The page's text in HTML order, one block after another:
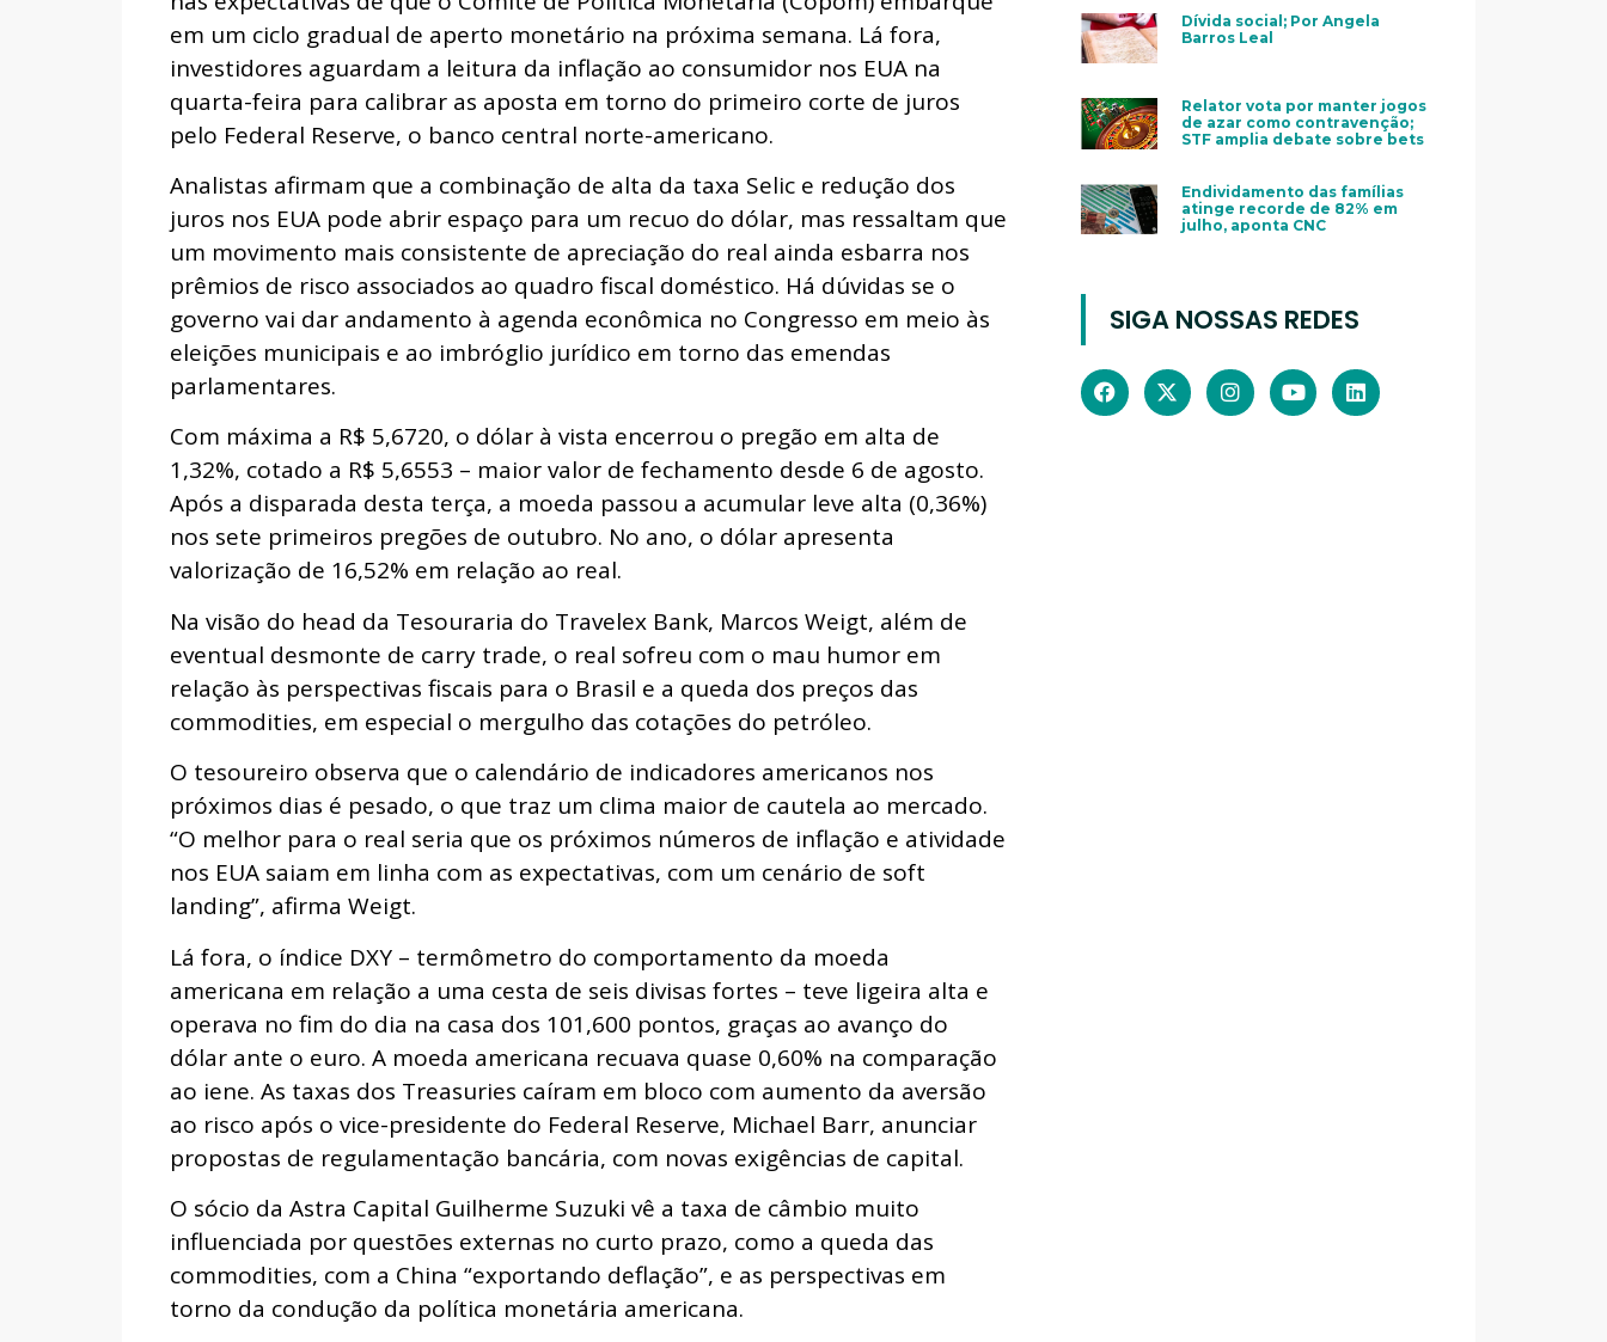
em um ciclo gradual de aperto monetário na próxima semana. Lá fora,
investidores aguardam a leitura da inflação ao consumidor nos EUA na
quarta-feira para calibrar as aposta em torno do primeiro corte de juros
pelo Federal Reserve, o banco central norte-americano.
Analistas afirmam que a combinação de alta da taxa Selic e redução dos
juros nos EUA pode abrir espaço para um recuo do dólar, mas ressaltam que
um movimento mais consistente de apreciação do real ainda esbarra nos
prêmios de risco associados ao quadro fiscal doméstico. Há dúvidas se o
governo vai dar andamento à agenda econômica no Congresso em meio às
eleições municipais e ao imbróglio jurídico em torno das emendas
parlamentares.
Com máxima a R$ 5,6720, o dólar à vista encerrou o pregão em alta de
1,32%, cotado a R$ 5,6553 – maior valor de fechamento desde 6 de agosto.
Após a disparada desta terça, a moeda passou a acumular leve alta (0,36%)
nos sete primeiros pregões de outubro. No ano, o dólar apresenta
valorização de 16,52% em relação ao real.
Na visão do head da Tesouraria do Travelex Bank, Marcos Weigt, além de
eventual desmonte de carry trade, o real sofreu com o mau humor em
relação às perspectivas fiscais para o Brasil e a queda dos preços das
commodities, em especial o mergulho das cotações do petróleo.
O tesoureiro observa que o calendário de indicadores americanos nos
próximos dias é pesado, o que traz um clima maior de cautela ao mercado.
“O melhor para o real seria que os próximos números de inflação e atividade
nos EUA saiam em linha com as expectativas, com um cenário de soft
landing”, afirma Weigt.
Lá fora, o índice DXY – termômetro do comportamento da moeda
americana em relação a uma cesta de seis divisas fortes – teve ligeira alta e
operava no fim do dia na casa dos 101,600 pontos, graças ao avanço do
dólar ante o euro. A moeda americana recuava quase 0,60% na comparação
ao iene. As taxas dos Treasuries caíram em bloco com aumento da aversão
ao risco após o vice-presidente do Federal Reserve, Michael Barr, anunciar
propostas de regulamentação bancária, com novas exigências de capital.
O sócio da Astra Capital Guilherme Suzuki vê a taxa de câmbio muito
influenciada por questões externas no curto prazo, como a queda das
commodities, com a China “exportando deflação”, e as perspectivas em
torno da condução da política monetária americana.
Dívida social; Por Angela
Barros Leal
Relator vota por manter jogos
de azar como contravenção;
STF amplia debate sobre bets
Endividamento das famílias
atinge recorde de 82% em
julho, aponta CNC
SIGA NOSSAS REDES